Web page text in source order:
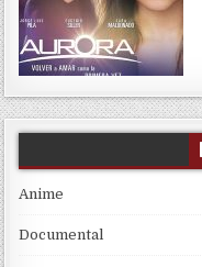
Anime
Documental